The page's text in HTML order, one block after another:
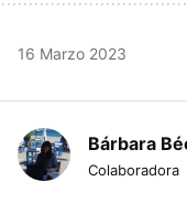
16 Marzo 2023
Bárbara
Colaboradora